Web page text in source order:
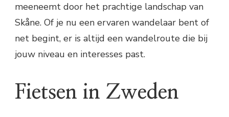
meeneemt door het prachtige landschap van
Skåne. Of je nu een ervaren wandelaar bent of
net begint, er is altijd een wandelroute die bij
jouw niveau en interesses past.
Fietsen in Zweden